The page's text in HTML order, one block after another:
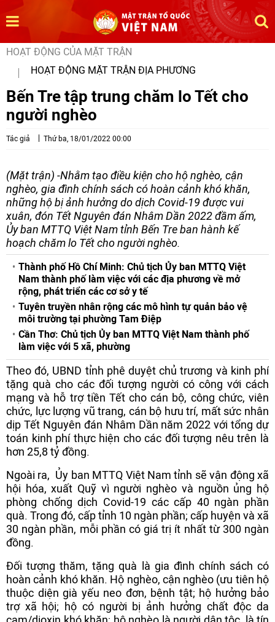
HOẠT ĐỘNG CỦA MẶT TRẬN
HOẠT ĐỘNG MẶT TRẬN ĐỊA PHƯƠNG
Bến Tre tập trung chăm lo Tết cho
người nghèo
Tác giả Thứ ba, 18/01/2022 00:00
(Mặt trận) -Nhằm tạo điều kiện cho hộ nghèo, cận
nghèo, gia đình chính sách có hoàn cảnh khó khăn,
những hộ bị ảnh hưởng do dịch Covid-19 được vui
xuân, đón Tết Nguyên đán Nhâm Dần 2022 đầm ấm,
Ủy ban MTTQ Việt Nam tỉnh Bến Tre ban hành kế
hoạch chăm lo Tết cho người nghèo.
Thành phố Hồ Chí Minh: Chủ tịch Ủy ban MTTQ Việt
Nam thành phố làm việc với các địa phương về mở
rộng, phát triển các cơ sở y tế
Tuyên truyền nhân rộng các mô hình tự quản bảo vệ
môi trường tại phường Tam Điệp
Cần Thơ: Chủ tịch Ủy ban MTTQ Việt Nam thành phố
làm việc với 5 xã, phường
Theo đó, UBND tỉnh phê duyệt chủ trương và kinh phí
tặng quà cho các đối tượng người có công với cách
mạng và hỗ trợ tiền Tết cho cán bộ, công chức, viên
chức, lực lượng vũ trang, cán bộ hưu trí, mất sức nhân
dịp Tết Nguyên đán Nhâm Dần năm 2022 với tổng dự
toán kinh phí thực hiện cho các đối tượng nêu trên là
hơn 25,8 tỷ đồng.
Ngoài ra, Ủy ban MTTQ Việt Nam tỉnh sẽ vận động xã
hội hóa, xuất Quỹ vì người nghèo và nguồn ủng hộ
phòng chống dịch Covid-19 các cấp 40 ngàn phần
quà. Trong đó, cấp tỉnh 10 ngàn phần; cấp huyện và xã
30 ngàn phần, mỗi phần có giá trị ít nhất từ 300 ngàn
đồng.
Đối tượng thăm, tặng quà là gia đình chính sách có
hoàn cảnh khó khăn. Hộ nghèo, cận nghèo (ưu tiên hộ
thuộc diện già yếu neo đơn, bệnh tật; hộ hưởng bảo
trợ xã hội; hộ có người bị ảnh hưởng chất độc da